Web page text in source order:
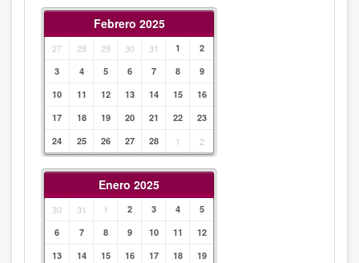
Febrero 2025
27 28 29 30 31 1
2
3
4 5 6 7 8
9
10
11 12 13 14 15
16
17
18 19 20 21 22
23
24
25 26 27 28 1 2
Enero 2025
30 31 1 2 3 4
5
6
7 8 9 10 11
12
13
14 15 16 17 18
19